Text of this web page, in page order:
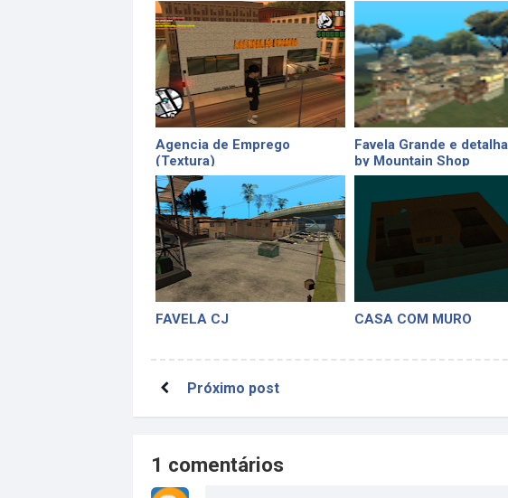
Agencia de Emprego
(Textura)
Favela Grande e
by Mountain Shop
FAVELA CJ CASA COM MURO
Próximo post
1 comentários